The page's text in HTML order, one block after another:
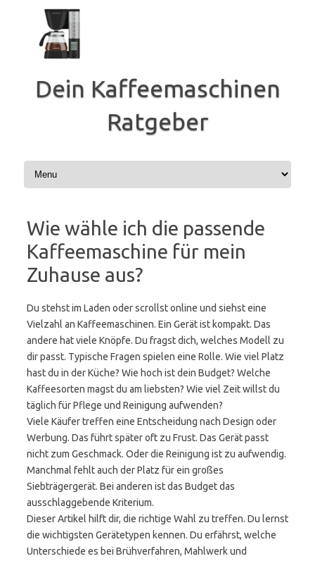
springen
Dein Kaffeemaschinen
Ratgeber
Wie wähle ich die passende
Kaffeemaschine für mein
Zuhause aus?
Du stehst im Laden oder scrollst online und siehst eine
Vielzahl an Kaffeemaschinen. Ein Gerät ist kompakt. Das
andere hat viele Knöpfe. Du fragst dich, welches Modell zu
dir passt. Typische Fragen spielen eine Rolle. Wie viel Platz
hast du in der Küche? Wie hoch ist dein Budget? Welche
Kaffeesorten magst du am liebsten? Wie viel Zeit willst du
täglich für Pflege und Reinigung aufwenden?
Viele Käufer treffen eine Entscheidung nach Design oder
Werbung. Das führt später oft zu Frust. Das Gerät passt
nicht zum Geschmack. Oder die Reinigung ist zu aufwendig.
Manchmal fehlt auch der Platz für ein großes
Siebträgergerät. Bei anderen ist das Budget das
ausschlaggebende Kriterium.
Dieser Artikel hilft dir, die richtige Wahl zu treffen. Du lernst
die wichtigsten Gerätetypen kennen. Du erfährst, welche
Unterschiede es bei Brühverfahren, Mahlwerk und